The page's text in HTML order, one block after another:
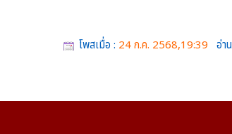
โพสเมื่อ : 24 ก.ค. 2568,19:39 อ่าน